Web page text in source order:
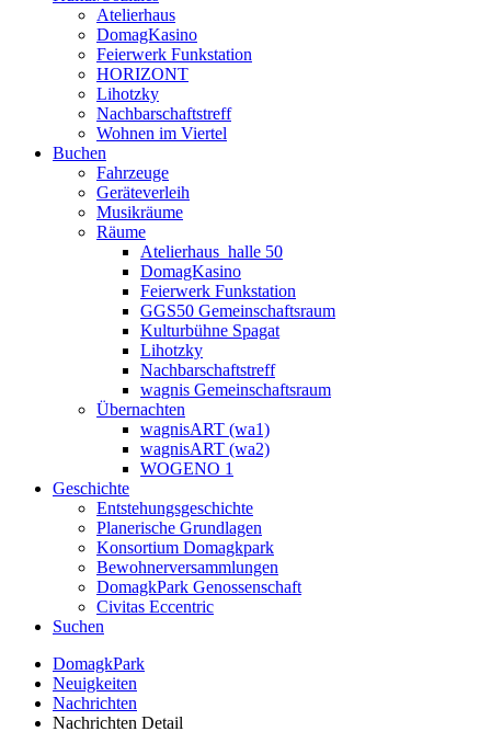
Atelierhaus
DomagKasino
Feierwerk Funkstation
HORIZONT
Lihotzky
Nachbarschaftstreff
Wohnen im Viertel
Buchen
Fahrzeuge
Geräteverleih
Musikräume
Räume
Atelierhaus_halle 50
DomagKasino
Feierwerk Funkstation
GGS50 Gemeinschaftsraum
Kulturbühne Spagat
Lihotzky
Nachbarschaftstreff
wagnis Gemeinschaftsraum
Übernachten
wagnisART (wa1)
wagnisART (wa2)
WOGENO 1
Geschichte
Entstehungsgeschichte
Planerische Grundlagen
Konsortium Domagkpark
Bewohnerversammlungen
DomagkPark Genossenschaft
Civitas Eccentric
Suchen
DomagkPark
Neuigkeiten
Nachrichten
Nachrichten Detail